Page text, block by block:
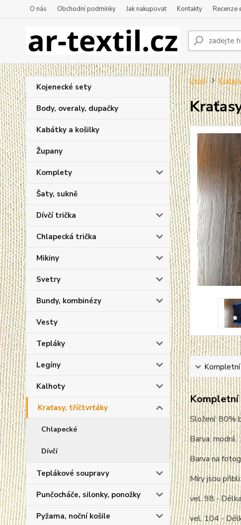
O nás Obchodní podmínky Jak nakupovat Kontakty Recenze
Kojenecké sety
Body, overaly, dupačky
Kabátky a košilky
Župany
Komplety
Šaty, sukně
Dívčí trička
Chlapecká trička
Mikiny
Svetry
Bundy, kombinézy
Vesty
Tepláky
Legíny
Kalhoty
Kraťasy, tříčtvrťáky
Chlapecké
Dívčí
Teplákové soupravy
Punčocháče, silonky, ponožky
Pyžama, noční košile
Úvod
Kompletní
Kompletní
Složení: 80%
Barva: modrá.
Barva na
Míry jsou
vel. 98 -
vel. 104 -